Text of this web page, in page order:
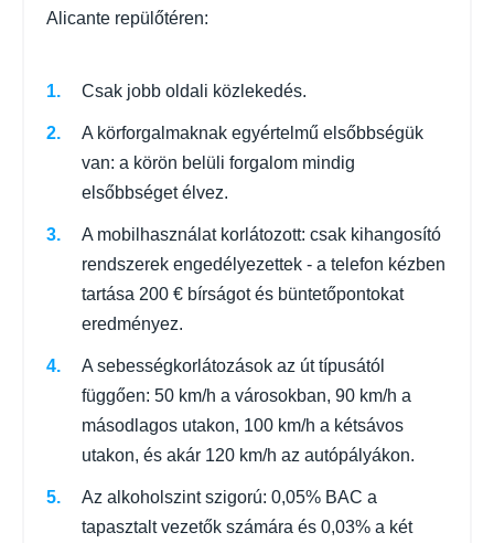
Alicante repülőtéren:
Csak jobb oldali közlekedés.
A körforgalmaknak egyértelmű elsőbbségük
van: a körön belüli forgalom mindig
elsőbbséget élvez.
A mobilhasználat korlátozott: csak kihangosító
rendszerek engedélyezettek - a telefon kézben
tartása 200 € bírságot és büntetőpontokat
eredményez.
A sebességkorlátozások az út típusától
függően: 50 km/h a városokban, 90 km/h a
másodlagos utakon, 100 km/h a kétsávos
utakon, és akár 120 km/h az autópályákon.
Az alkoholszint szigorú: 0,05% BAC a
tapasztalt vezetők számára és 0,03% a két